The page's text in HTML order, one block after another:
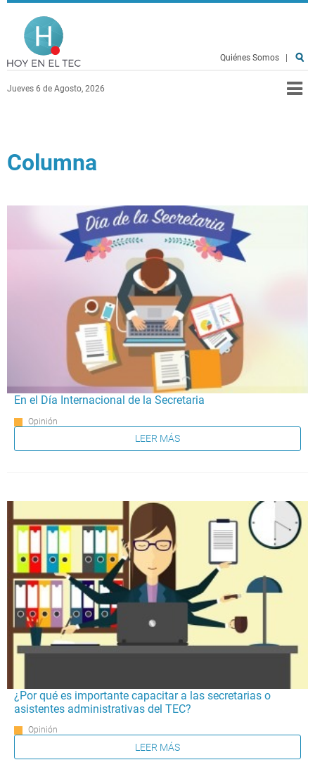
Pasar al contenido principal
Jueves 6 de Agosto, 2026
Quiénes Somos
Columna
En el Día Internacional de la Secretaria
Opinión
LEER MÁS
¿Por qué es importante capacitar a las secretarias o
asistentes administrativas del TEC?
Opinión
LEER MÁS